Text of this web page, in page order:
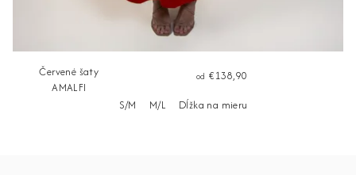
Červené šaty
AMALFI
od €138,90
S/M
M/L Dĺžka na mieru